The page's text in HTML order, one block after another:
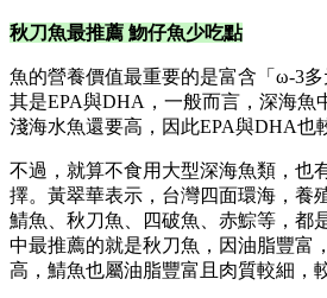
秋刀魚最推薦 魩仔魚少吃點
魚的營養價值最重要的是富含「ω-3
其是EPA與DHA，一般而言，深海魚
淺海水魚還要高，因此EPA與DHA也
不過，就算不食用大型深海魚類，也
擇。黃翠華表示，台灣四面環海，養
鯖魚、秋刀魚、四破魚、赤鯮等，都
中最推薦的就是秋刀魚，因油脂豐富
高，鯖魚也屬油脂豐富且肉質較細，